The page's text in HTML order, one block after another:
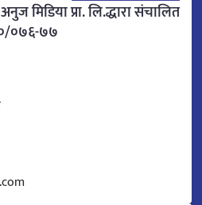
अनुज मिडिया प्रा. लि.द्धारा संचालित
०७६-७७